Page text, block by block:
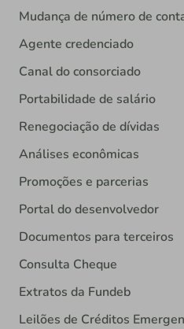
Mudança de número de
Agente credenciado
Canal do consorciado
Portabilidade de salário
Renegociação de dívidas
Análises econômicas
Promoções e parcerias
Portal do desenvolvedor
Documentos para terceiros
Consulta Cheque
Extratos da Fundeb
Leilões de Créditos